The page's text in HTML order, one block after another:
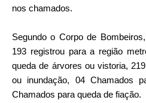
nos chamados.
Segundo o Corpo de
193 registrou para a região
queda de árvores ou vistoria,
ou inundação, 04 Chamados
Chamados para queda de fiação.